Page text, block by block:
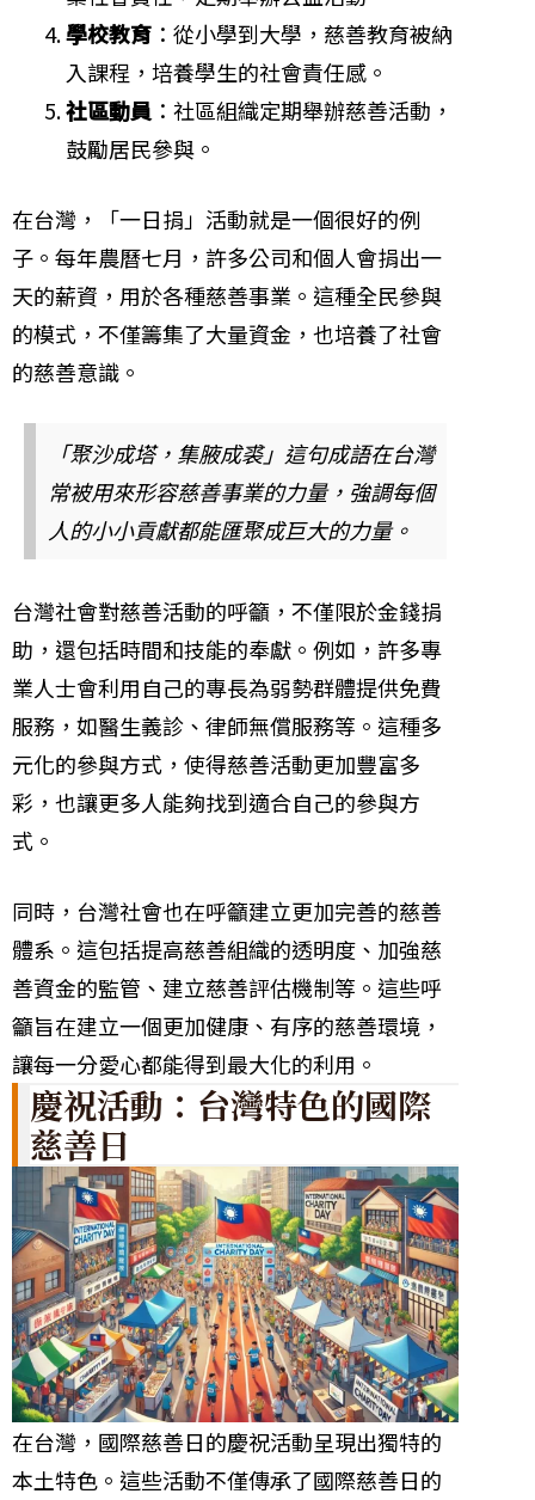
學校教育 ：從小學到大學，慈善教育被納
入課程，培養學生的社會責任感。
社區動員 ：社區組織定期舉辦慈善活動，
鼓勵居民參與。
在台灣，「一日捐」活動就是一個很好的例
子。每年農曆七月，許多公司和個人會捐出一
天的薪資，用於各種慈善事業。這種全民參與
的模式，不僅籌集了大量資金，也培養了社會
的慈善意識。
「聚沙成塔，集腋成裘」這句成語在台灣
常被用來形容慈善事業的力量，強調每個
人的小小貢獻都能匯聚成巨大的力量。
台灣社會對慈善活動的呼籲，不僅限於金錢捐
助，還包括時間和技能的奉獻。例如，許多專
業人士會利用自己的專長為弱勢群體提供免費
服務，如醫生義診、律師無償服務等。這種多
元化的參與方式，使得慈善活動更加豐富多
彩，也讓更多人能夠找到適合自己的參與方
式。
同時，台灣社會也在呼籲建立更加完善的慈善
體系。這包括提高慈善組織的透明度、加強慈
善資金的監管、建立慈善評估機制等。這些呼
籲旨在建立一個更加健康、有序的慈善環境，
讓每一分愛心都能得到最大化的利用。
慶祝活動：台灣特色的國際
慈善日
在台灣，國際慈善日的慶祝活動呈現出獨特的
本土特色。這些活動不僅傳承了國際慈善日的